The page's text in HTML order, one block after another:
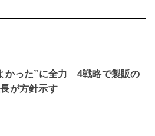
かった”に全力 4戦略で製販の
が方針示す